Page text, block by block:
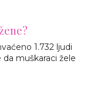
1.732 ljudi
muškaraci žele